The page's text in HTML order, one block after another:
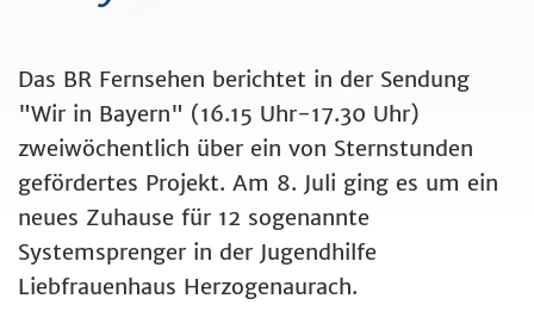
Das BR Fernsehen berichtet in der Sendung
"Wir in Bayern" (16.15 Uhr-17.30 Uhr)
zweiwöchentlich über ein von Sternstunden
gefördertes Projekt. Am 8. Juli ging es um ein
neues Zuhause für 12 sogenannte
Systemsprenger in der Jugendhilfe
Liebfrauenhaus Herzogenaurach.